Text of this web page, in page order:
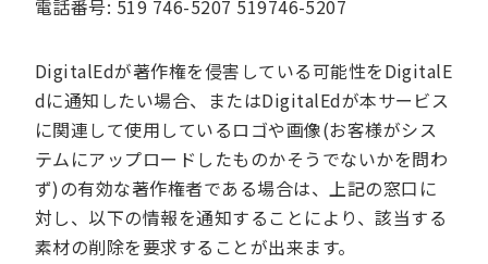
電話番号: 519 746-5207 519746-5207
DigitalEdが著作権を侵害している可能性をDigitalE
dに通知したい場合、またはDigitalEdが本サービス
に関連して使用しているロゴや画像(お客様がシス
テムにアップロードしたものかそうでないかを問わ
ず)の有効な著作権者である場合は、上記の窓口に
対し、以下の情報を通知することにより、該当する
素材の削除を要求することが出来ます。